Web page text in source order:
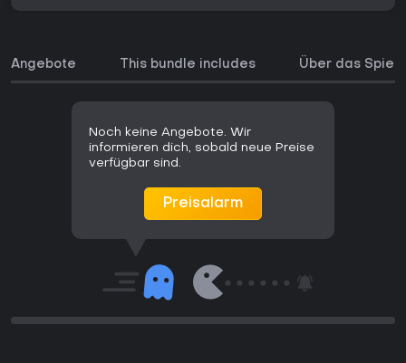
Angebote This bundle includes Über das Spiel
Noch keine Angebote. Wir
informieren dich, sobald neue Preise
verfügbar sind.
Preisalarm